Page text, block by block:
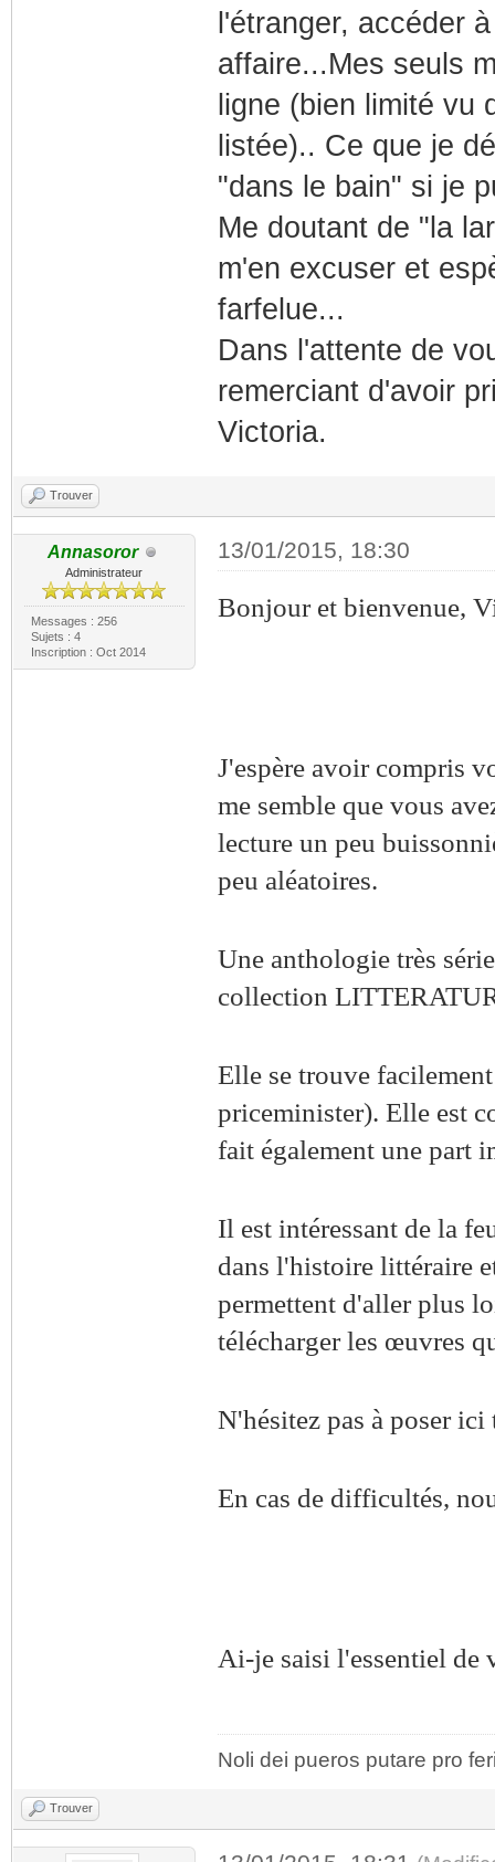
l'étranger, accéder
affaire...Mes seuls
ligne (bien limité vu
listée).. Ce que je
"dans le bain" si je
Me doutant de "la
m'en excuser et
farfelue...
Dans l'attente de
remerciant d'avoir
Victoria.
Trouver
Annasoror
Administrateur
Messages : 256
Sujets : 4
Inscription : Oct 2014
13/01/2015, 18:30
Bonjour et bienvenue,
J'espère avoir compris
me semble que vous
lecture un peu
peu aléatoires.
Une anthologie très
collection
Elle se trouve
priceminister). Elle est
fait également une part
Il est intéressant de la
dans l'histoire littéraire
permettent d'aller plus
télécharger les œuvres
N'hésitez pas à poser
En cas de difficultés,
Ai-je saisi l'essentiel de
Noli dei pueros putare pro
Trouver